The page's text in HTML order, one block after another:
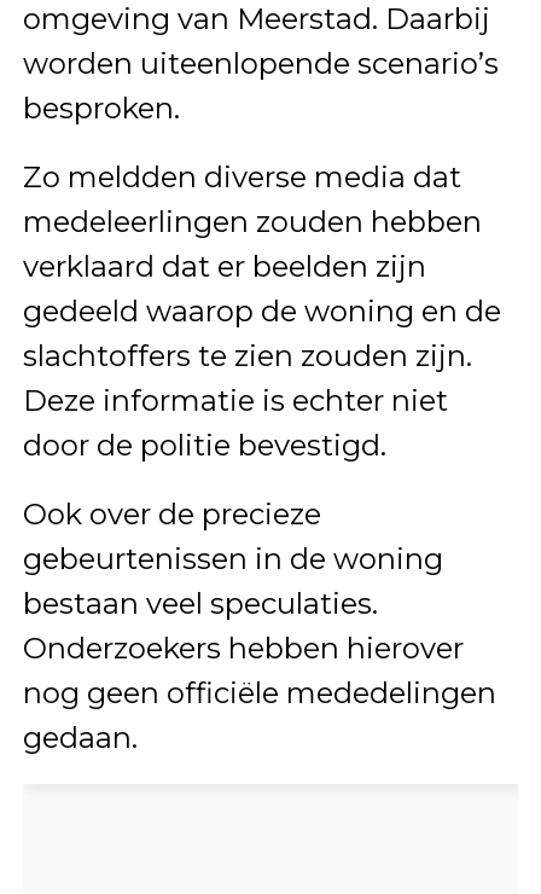
omgeving van Meerstad. Daarbij
worden uiteenlopende scenario’s
besproken.
Zo meldden diverse media dat
medeleerlingen zouden hebben
verklaard dat er beelden zijn
gedeeld waarop de woning en de
slachtoffers te zien zouden zijn.
Deze informatie is echter niet
door de politie bevestigd.
Ook over de precieze
gebeurtenissen in de woning
bestaan veel speculaties.
Onderzoekers hebben hierover
nog geen officiële mededelingen
gedaan.